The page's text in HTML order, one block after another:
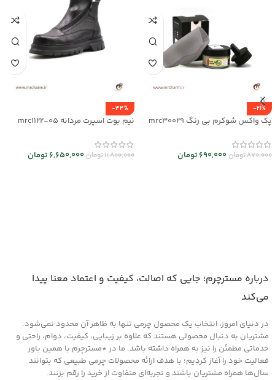
-21%
پک واکس شوکرم بی رنگ mrc30029
870,000تومان690,000 تومان
-44%
نیم بوت اسپرت مردانه mrc1122-05
11,800,000تومان6,650,000 تومان
درباره مسترچرم؛ جایی که اصالت، کیفیت و اعتماد معنا پیدا
می‌کند
در دنیای امروز، انتخاب یک محصول چرمی تنها به ظاهر آن محدود نمی‌شود.
مشتریان به دنبال محصولی هستند که علاوه بر زیبایی، کیفیت، دوام، راحتی و
خدماتی مطمئن را نیز به همراه داشته باشد. ما در *مسترچرم با همین باور
فعالیت خود را آغاز کردیم؛ با هدف ارائه محصولات چرمی طبیعی که بتوانند
سال‌ها همراه مشتریان باشند و تجربه‌ای متفاوت از خرید را رقم بزنند.